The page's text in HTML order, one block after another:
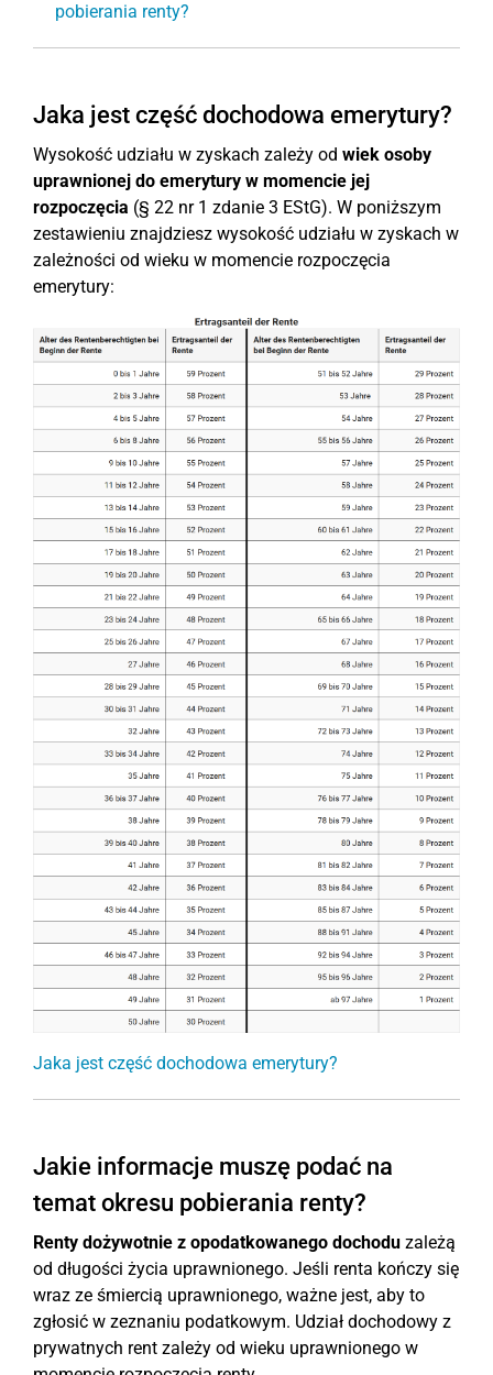
pobierania renty?
Jaka jest część dochodowa emerytury?
Wysokość udziału w zyskach zależy od wiek osoby
uprawnionej do emerytury w momencie jej
rozpoczęcia (§ 22 nr 1 zdanie 3 EStG). W poniższym
zestawieniu znajdziesz wysokość udziału w zyskach w
zależności od wieku w momencie rozpoczęcia
emerytury:
Jaka jest część dochodowa emerytury?
Jakie informacje muszę podać na
temat okresu pobierania renty?
Renty dożywotnie z opodatkowanego dochodu zależą
od długości życia uprawnionego. Jeśli renta kończy się
wraz ze śmiercią uprawnionego, ważne jest, aby to
zgłosić w zeznaniu podatkowym. Udział dochodowy z
prywatnych rent zależy od wieku uprawnionego w